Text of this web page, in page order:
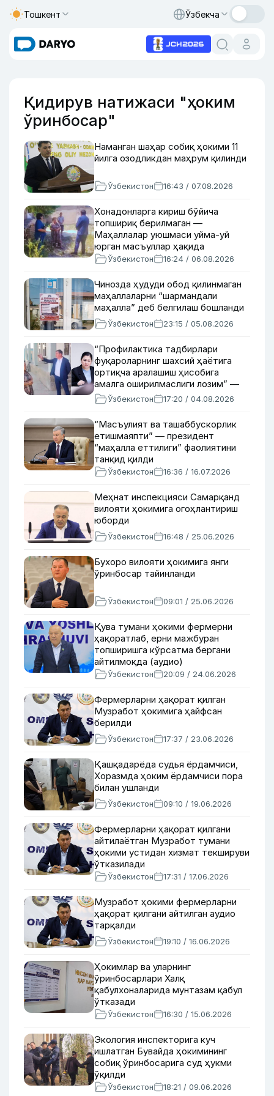
Тошкент Ўзбекча
Қидирув натижаси "ҳоким
ўринбосар"
Наманган шаҳар собиқ ҳокими 11
йилга озодликдан маҳрум қилинди
Ўзбекистон 16:43 / 07.08.2026
Хонадонларга кириш бўйича
топшириқ берилмаган —
Маҳаллалар уюшмаси уйма-уй
юрган масъуллар ҳақида
Ўзбекистон 16:24 / 06.08.2026
Чинозда ҳудуди обод қилинмаган
маҳаллаларни “шармандали
маҳалла” деб белгилаш бошланди
Ўзбекистон 23:15 / 05.08.2026
“Профилактика тадбирлари
фуқароларнинг шахсий ҳаётига
ортиқча аралашиш ҳисобига
амалга оширилмаслиги лозим” —
омбудсман
Ўзбекистон 17:20 / 04.08.2026
“Масъулият ва ташаббускорлик
етишмаяпти” — президент
“маҳалла еттилиги” фаолиятини
танқид қилди
Ўзбекистон 16:36 / 16.07.2026
Меҳнат инспекцияси Самарқанд
вилояти ҳокимига огоҳлантириш
юборди
Ўзбекистон 16:48 / 25.06.2026
Бухоро вилояти ҳокимига янги
ўринбосар тайинланди
Ўзбекистон 09:01 / 25.06.2026
Қува тумани ҳокими фермерни
ҳақоратлаб, ерни мажбуран
топширишга кўрсатма бергани
айтилмоқда (аудио)
Ўзбекистон 20:09 / 24.06.2026
Фермерларни ҳақорат қилган
Музработ ҳокимига ҳайфсан
берилди
Ўзбекистон 17:37 / 23.06.2026
Қашқадарёда судья ёрдамчиси,
Хоразмда ҳоким ёрдамчиси пора
билан ушланди
Ўзбекистон 09:10 / 19.06.2026
Фермерларни ҳақорат қилгани
айтилаётган Музработ тумани
ҳокими устидан хизмат текшируви
ўтказилади
Ўзбекистон 17:31 / 17.06.2026
Музработ ҳокими фермерларни
ҳақорат қилгани айтилган аудио
тарқалди
Ўзбекистон 19:10 / 16.06.2026
Ҳокимлар ва уларнинг
ўринбосарлари Халқ
қабулхоналарида мунтазам қабул
ўтказади
Ўзбекистон 16:30 / 15.06.2026
Экология инспекторига куч
ишлатган Бувайда ҳокимининг
собиқ ўринбосарига суд ҳукми
ўқилди
Ўзбекистон 18:21 / 09.06.2026